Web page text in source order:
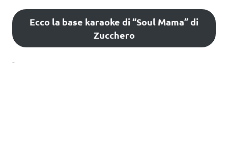
Ecco la base karaoke di “Soul Mama” di
Zucchero
-